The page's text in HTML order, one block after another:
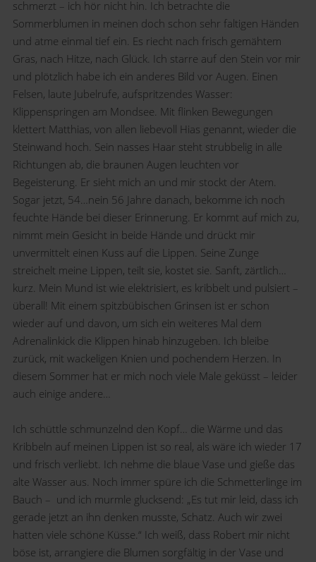
schmerzt – ich hör nicht hin. Ich betrachte die
Sommerblumen in meinen doch schon sehr faltigen Händen
und atme einmal tief ein. Es riecht nach frisch gemähtem
Gras, nach Hitze, nach Glück. Ich starre auf den Stein vor mir
und plötzlich habe ich ein anderes Bild vor Augen. Einen
Felsen, laute Jubelrufe, aufspritzendes Wasser:
Klippenspringen am Mondsee. Mit flinken Bewegungen
klettert Matthias, von allen liebevoll Hias genannt, wieder die
Steinwand hoch. Sein nasses Haar steht strubbelig in alle
Richtungen ab, die braunen Augen leuchten vor
Begeisterung. Er sieht mich an und mir stockt der Atem.
Sogar jetzt, 54…nein 56 Jahre danach, bekomme ich noch
feuchte Hände bei dieser Erinnerung. Er kommt auf mich zu,
nimmt mein Gesicht in beide Hände und drückt mir
unvermittelt einen Kuss auf die Lippen. Seine Zunge
streichelt meine Lippen, teilt sie, kostet sie. Sanft, zärtlich…
kurz. Mein Mund ist wie elektrisiert, es kribbelt und pulsiert –
überall! Mit einem spitzbübischen Grinsen ist er schon
wieder auf und davon, um sich ein weiteres Mal dem
Adrenalinkick die Klippen hinab hinzugeben. Ich bleibe
zurück, mit wackeligen Knien und pochendem Herzen. In
diesem Sommer hat er mich noch viele Male geküsst – leider
auch einige andere…
Ich schüttle schmunzelnd den Kopf… die Wärme und das
Kribbeln auf meinen Lippen ist so real, als wäre ich wieder 17
und frisch verliebt. Ich nehme die blaue Vase und gieße das
alte Wasser aus. Noch immer spüre ich die Schmetterlinge im
Bauch – und ich murmle glucksend: „Es tut mir leid, dass ich
gerade jetzt an ihn denken musste, Schatz. Auch wir zwei
hatten viele schöne Küsse.“ Ich weiß, dass Robert mir nicht
böse ist, arrangiere die Blumen sorgfältig in der Vase und